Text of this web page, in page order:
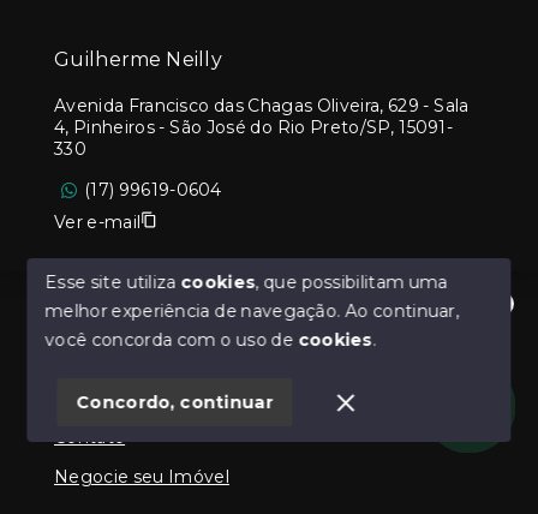
Olá! Estamos disponíveis para te ajudar.
Início
Negocie seu Imóvel
Guilherme Neilly
Avenida Francisco das Chagas Oliveira, 629 - Sala
4, Pinheiros - São José do Rio Preto/SP, 15091-
330
(17) 99619-0604
Ver e-mail
Esse site utiliza cookies, que possibilitam uma
melhor experiência de navegação.Ao continuar,
você concorda com o uso de cookies.
Concordo, continuar